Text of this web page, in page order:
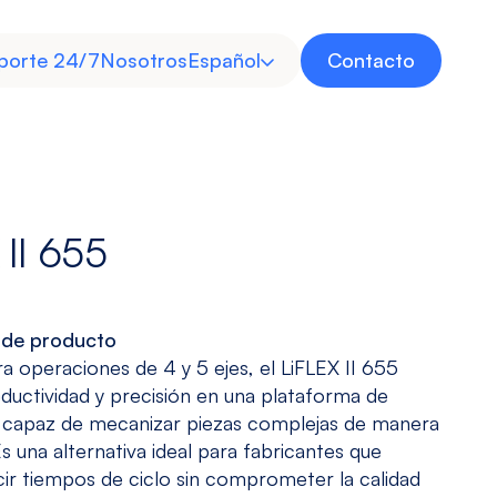
24/7NosotrosEspañol Contacto
Industria
Médica
Descubre
Energía
Descubre
Invertida
Ver modelos Ver modelos
II 655
producto
operaciones de 4 y 5 ejes, el LiFLEX II 655
y precisión en una plataforma de
de mecanizar piezas complejas de manera
una alternativa ideal para fabricantes que
tiempos de ciclo sin comprometer la calidad